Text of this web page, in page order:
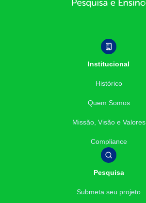
Institucional
Histórico
Quem Somos
Missão, Visão e Valores
Compliance
Pesquisa
Submeta seu projeto